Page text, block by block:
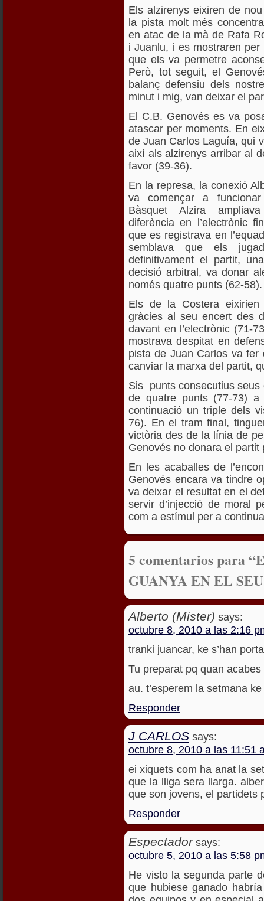
Els alzirenys eixiren de
la pista molt més
en atac de la mà de Rafa
i Juanlu, i es mostraren
que els va permetre
Però, tot seguit, el
balanç defensiu dels
minut i mig, van deixar el
El C.B. Genovés es va
atascar per moments. En
de Juan Carlos Laguía, qui
així als alzirenys arribar al
favor (39-36).
En la represa, la conexió
va començar a
Bàsquet Alzira
diferència en l’electrònic
que es registrava en
semblava que els
definitivament el partit,
decisió arbitral, va donar
només quatre punts (62-58).
Els de la Costera
gràcies al seu encert des
davant en l’electrònic (71-
mostrava despitat en
pista de Juan Carlos va
canviar la marxa del partit,
Sis punts consecutius seus
de quatre punts (77-73)
continuació un triple dels
76). En el tram final,
victòria des de la línia de
Genovés no donara el partit
En les acaballes de
Genovés encara va tindre
va deixar el resultat en el
servir d’injecció de moral
com a estímul per a
5 comentarios para
GUANYA EN EL
Alberto (Mister) says:
octubre 8, 2010 a las 2:16
tranki juancar, ke s’han
Tu preparat pq quan
au. t’esperem la setmana
Responder
J CARLOS says:
octubre 8, 2010 a las 11:51
ei xiquets com ha anat la
que la lliga sera llarga.
que son jovens, el partidets
Responder
Espectador says:
octubre 5, 2010 a las 5:58
He visto la segunda parte
que hubiese ganado